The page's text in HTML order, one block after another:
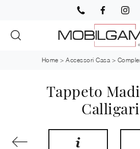
Home >Accessori Casa >
Tappeto